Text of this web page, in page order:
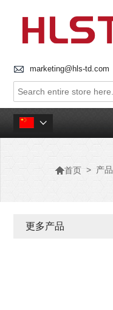
 marketing@hls-td.com

首页 > 产品
更多产品